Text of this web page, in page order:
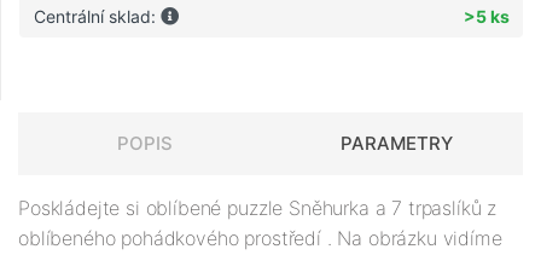
Centrální sklad: >5 ks
POPIS PARAMETRY
Poskládejte si oblíbené puzzle Sněhurka a 7 trpaslíků z
oblíbeného pohádkového prostředí . Na obrázku vidíme